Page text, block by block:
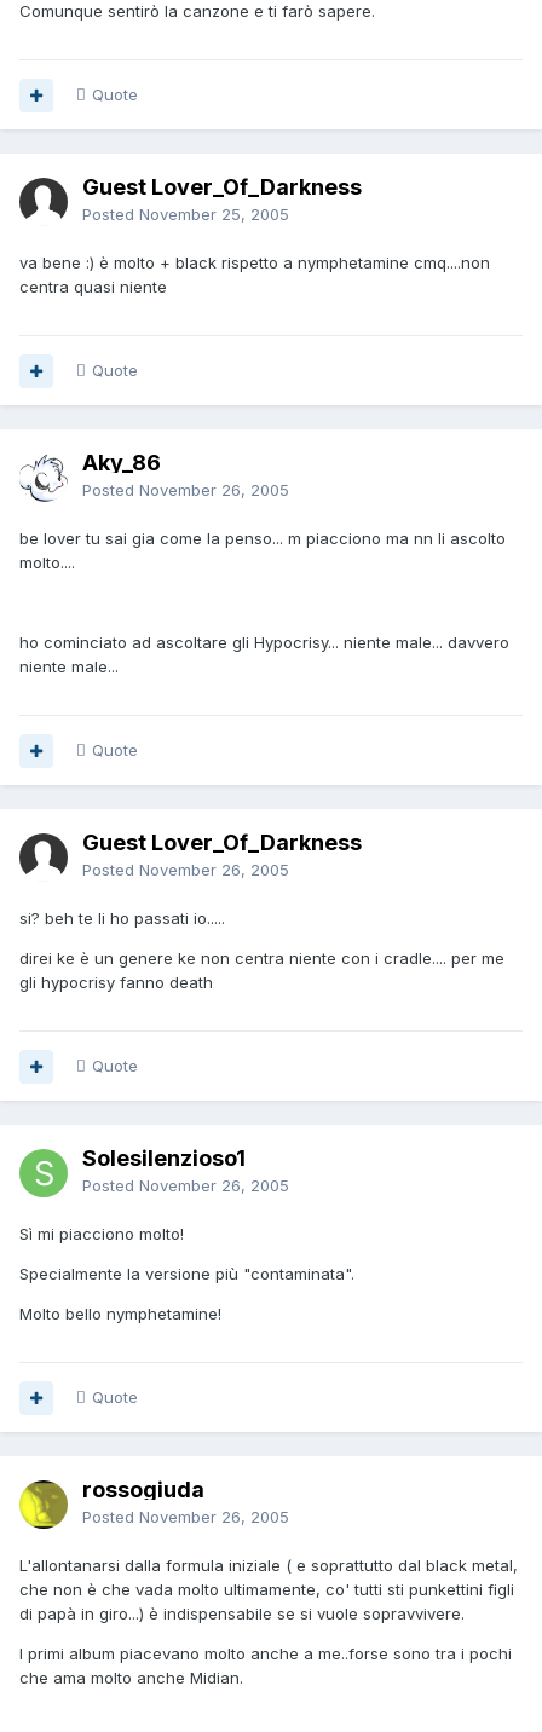
Comunque sentirò la canzone e ti farò sapere.
Quote
Guest Lover_Of_Darkness
Posted November 25, 2005
va bene :) è molto + black rispetto a nymphetamine cmq....non
centra quasi niente
Quote
Aky_86
Posted November 26, 2005
be lover tu sai gia come la penso... m piacciono ma nn li ascolto
molto....
ho cominciato ad ascoltare gli Hypocrisy... niente male... davvero
niente male...
Quote
Guest Lover_Of_Darkness
Posted November 26, 2005
si? beh te li ho passati io.....
direi ke è un genere ke non centra niente con i cradle.... per me
gli hypocrisy fanno death
Quote
Solesilenzioso1
Posted November 26, 2005
Sì mi piacciono molto!
Specialmente la versione più "contaminata".
Molto bello nymphetamine!
Quote
rossogiuda
Posted November 26, 2005
L'allontanarsi dalla formula iniziale ( e soprattutto dal black metal,
che non è che vada molto ultimamente, co' tutti sti punkettini figli
di papà in giro...) è indispensabile se si vuole sopravvivere.
I primi album piacevano molto anche a me..forse sono tra i pochi
che ama molto anche Midian.